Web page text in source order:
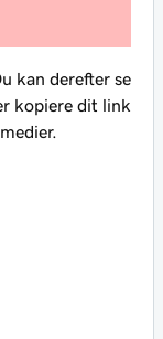
kan derefter se
kopiere dit link